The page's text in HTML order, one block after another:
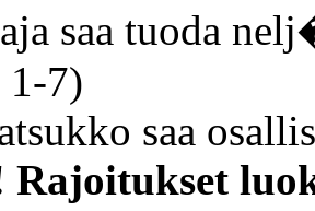
saa tuoda
1-7)
saa
Rajoitukset